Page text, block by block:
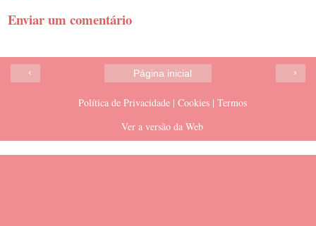
Enviar um comentário
‹ ›
Página inicial
Política de Privacidade | Cookies | Termos
Ver a versão da Web